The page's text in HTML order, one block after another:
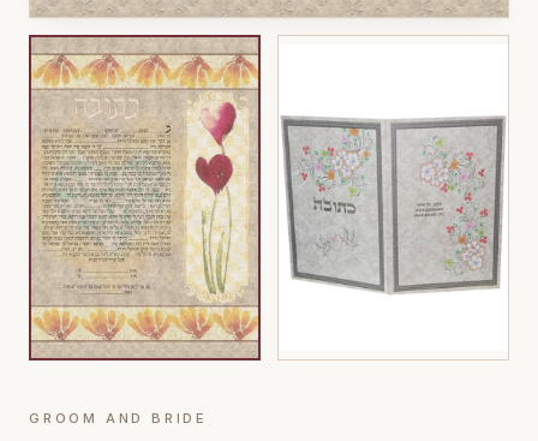
GROOM AND BRIDE